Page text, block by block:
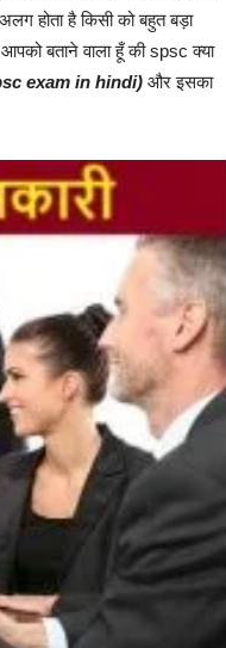
होता है किसी को बहुत बड़ा
बताने वाला हूँ की spsc क्या
exam in hindi) और इसका